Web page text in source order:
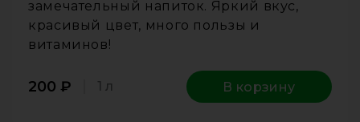
замечательный напиток. Яркий вкус,
красивый цвет, много пользы и
витаминов!
200 ₽ 1 л В корзину